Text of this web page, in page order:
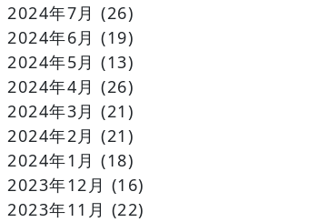
2024年7月 (26)
2024年6月 (19)
2024年5月 (13)
2024年4月 (26)
2024年3月 (21)
2024年2月 (21)
2024年1月 (18)
2023年12月 (16)
2023年11月 (22)